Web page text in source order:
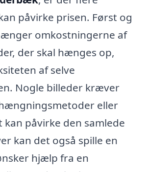
påvirke prisen. Først og
omkostningerne af
der skal hænges op,
af selve
Nogle billeder kræver
eller
kan påvirke den samlede
kan det også spille en
hjælp fra en